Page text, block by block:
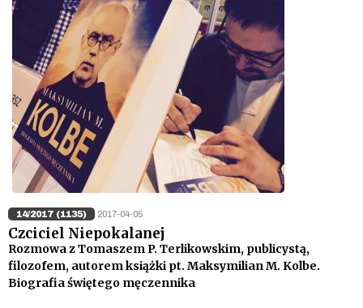
14/2017 (1135) 2017-04-05
Czciciel Niepokalanej
Rozmowa z Tomaszem P. Terlikowskim, publicystą,
filozofem, autorem książki pt. Maksymilian M. Kolbe.
Biografia świętego męczennika